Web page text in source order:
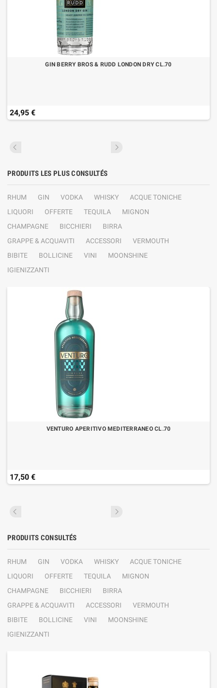
GIN BERRY BROS & RUDD LONDON DRY CL.70
24,95 €
PRODUITS LES PLUS CONSULTÉS
RHUM GIN VODKA WHISKY
ACQUE TONICHE
LIQUORI
OFFERTE TEQUILA
MIGNON
CHAMPAGNE
BICCHIERI
BIRRA
GRAPPE & ACQUAVITI
ACCESSORI
VERMOUTH
BIBITE
BOLLICINE VINI
MOONSHINE
IGIENIZZANTI
VENTURO APERITIVO MEDITERRANEO CL.70
17,50 €
PRODUITS CONSULTÉS
RHUM GIN VODKA WHISKY
ACQUE TONICHE
LIQUORI
OFFERTE TEQUILA
MIGNON
CHAMPAGNE
BICCHIERI
BIRRA
GRAPPE & ACQUAVITI
ACCESSORI
VERMOUTH
BIBITE
BOLLICINE VINI
MOONSHINE
IGIENIZZANTI